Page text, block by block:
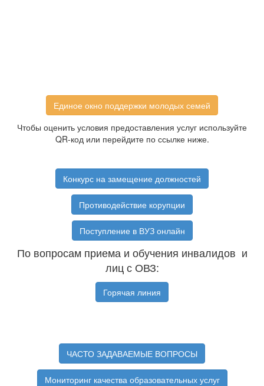
Единое окно поддержки молодых семей
Чтобы оценить условия предоставления услуг используйте
QR-код или перейдите по ссылке ниже.
Конкурс на замещение должностей
Противодействие корупции
Поступление в ВУЗ онлайн
По вопросам приема и обучения инвалидов и
лиц с ОВЗ:
Горячая линия
ЧАСТО ЗАДАВАЕМЫЕ ВОПРОСЫ
Мониторинг качества образовательных услуг